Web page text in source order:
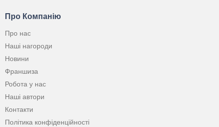
Про Компанію
Про нас
Наші нагороди
Новини
Франшиза
Робота у нас
Наші автори
Контакти
Політика конфіденційності